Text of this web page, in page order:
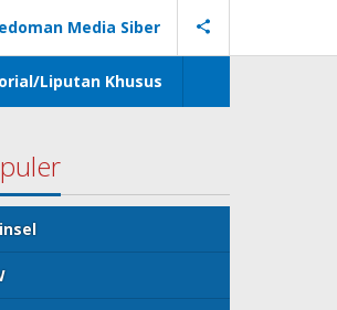
Media Siber
Liputan Khusus